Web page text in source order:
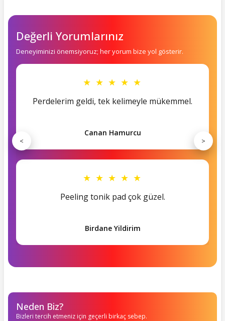
Değerli Yorumlarınız
Deneyiminizi önemsiyoruz; her yorum bize yol gösterir.
★ ★ ★ ★ ★
Perdelerim geldi, tek kelimeyle mükemmel.
Canan Hamurcu
★ ★ ★ ★ ★
Peeling tonik pad çok güzel.
Birdane Yildirim
< >
Neden Biz?
Bizleri tercih etmeniz için geçerli birkaç sebep.